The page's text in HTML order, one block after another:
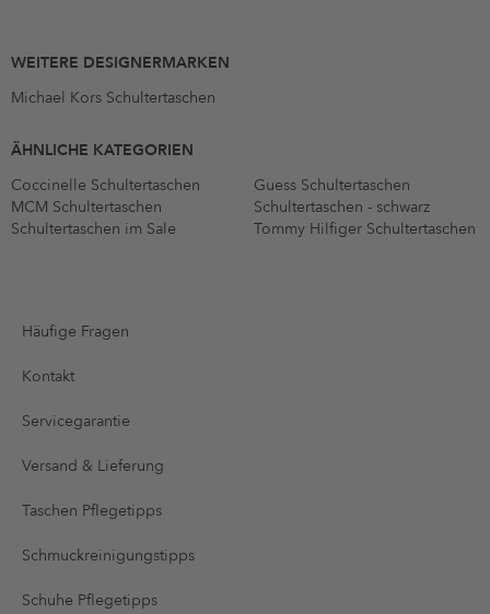
WEITERE DESIGNERMARKEN
Michael Kors Schultertaschen
ÄHNLICHE KATEGORIEN
Coccinelle Schultertaschen
Guess Schultertaschen
MCM Schultertaschen
Schultertaschen - schwarz
Schultertaschen im Sale
Tommy Hilfiger Schultertaschen
Häufige Fragen
Kontakt
Servicegarantie
Versand & Lieferung
Taschen Pflegetipps
Schmuckreinigungstipps
Schuhe Pflegetipps